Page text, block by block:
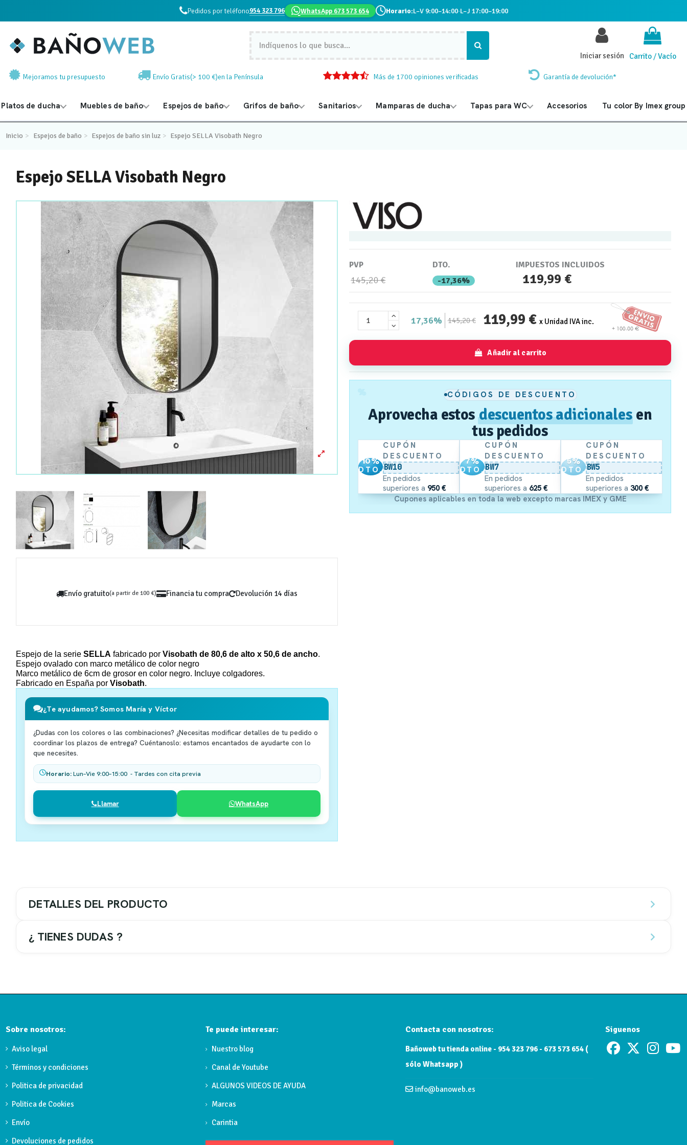
Pedidos por teléfono954 323 796 WhatsApp 673 573 654 Horario:L–V 9:00–14:00·L–J 17:00–19:00
Carrito /Vacío
Iniciar sesión
Mejoramos tu presupuesto Envío Gratis(> 100 €)en la Península Más de 1700 opiniones verificadas Garantía de devolución*
Platos de ducha Muebles de baño Espejos de baño Grifos de baño Sanitarios Mamparas de ducha Tapas para WC Accesorios Tu color By Imex group
Inicio Espejos de baño Espejos de baño sin luz Espejo SELLA Visobath Negro
Espejo SELLA Visobath Negro
Envío gratuito(a partir de 100 €) Financia tu compra Devolución 14 días
Espejo de la serieSELLA fabricado porVisobath de 80,6 de alto x 50,6 de ancho.
Espejo ovalado con marco metálico de color negro
Marco metálico de 6cm de grosor en color negro. Incluye colgadores.
Fabricado en España porVisobath.
¿Te ayudamos? Somos María y Víctor
¿Dudas con los colores o las combinaciones? ¿Necesitas modificar detalles de tu pedido o
coordinar los plazos de entrega? Cuéntanoslo: estamos encantados de ayudarte con lo
que necesites.
Horario:Lun–Vie 9:00–15:00 - Tardes con cita previa
Llamar WhatsApp
PVP
145,20 €
DTO.
-17,36%
IMPUESTOS INCLUIDOS
119,99 €
17,36% 145,20 € 119,99 € x Unidad IVA inc.
Añadir al carrito
CÓDIGOS DE DESCUENTO
Aprovecha estosdescuentos adicionalesen
tus pedidos
10%
DTO.
CUPÓN
DESCUENTO
BW10
En pedidos
superiores a 950 €
7%
DTO.
CUPÓN
DESCUENTO
BW7
En pedidos
superiores a 625 €
5%
DTO.
CUPÓN
DESCUENTO
BW5
En pedidos
superiores a 300 €
Cupones aplicables en toda la web excepto marcas IMEX y GME
DETALLES DEL PRODUCTO
¿ TIENES DUDAS ?
MARCO ESPEJO
Marco negro
ReferenciaLOIRANE
Sobre nosotros:
Aviso legal
Términos y condiciones
Politica de privacidad
Politica de Cookies
Envío
Devoluciones de pedidos
Te puede interesar:
Nuestro blog
Canal de Youtube
ALGUNOS VIDEOS DE AYUDA
Marcas
Carintia
Contacta con nosotros:
Bañoweb tu tienda online - 954 323 796 - 673 573 654 (
sólo Whatsapp )
info@banoweb.es
Siguenos